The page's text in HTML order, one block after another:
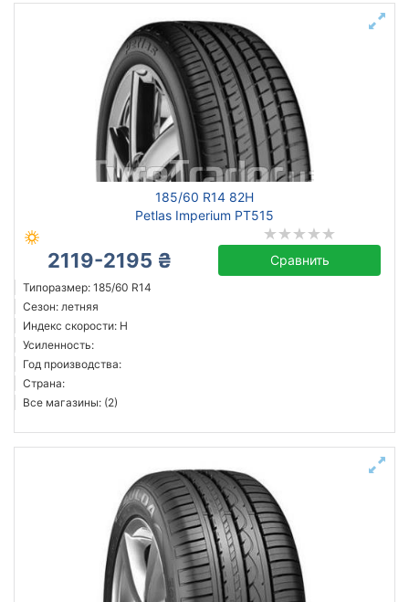
185/60 R14 82H
Petlas Imperium PT515
2119-2195 ₴ Сравнить
Типоразмер: 185/60 R14
Сезон: летняя
Индекс скорости: H
Усиленность:
Год производства:
Страна:
Все магазины: (2)